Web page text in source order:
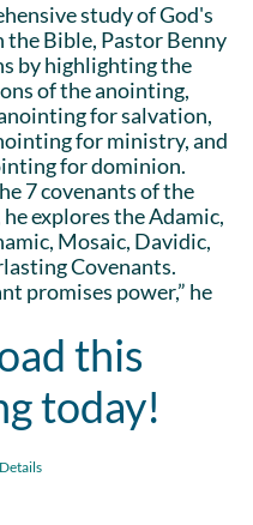
study of God's
the Bible, Pastor Benny
by highlighting the
of the anointing,
for salvation,
for ministry, and
for dominion.
7 covenants of the
explores the Adamic,
Mosaic, Davidic,
Covenants.
promises power,” he
this
today!
Details